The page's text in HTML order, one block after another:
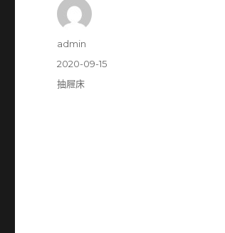
作
admin
發
佈
2020-09-15
分
抽屜床